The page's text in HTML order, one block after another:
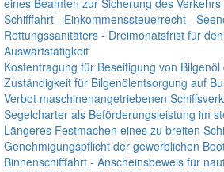
eines Beamten zur Sicherung des
Schifffahrt - Einkommenssteuerrecht -
Rettungssanitäters - Dreimonatsfrist für
Auswärtstätigkeit
Kostentragung für Beseitigung von
Zuständigkeit für Bilgenölentsorgung auf
Verbot maschinenangetriebenen
Segelcharter als Beförderungsleistung im
Längeres Festmachen eines zu breiten
Genehmigungspflicht der gewerblichen
Binnenschifffahrt - Anscheinsbeweis für